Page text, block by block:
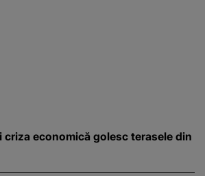
criza economică golesc terasele din